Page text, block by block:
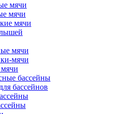
мячи
мячи
мячи
мячи
мячи
бассейны
бассейнов